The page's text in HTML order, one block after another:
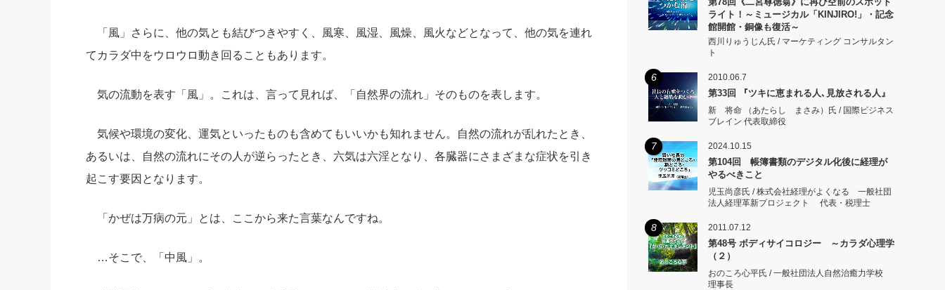
「風」さらに、他の気とも結びつきやすく、風寒、風湿、風燥、風火などとなって、他の気を連れ
てカラダ中をウロウロ動き回ることもあります。
気の流動を表す「風」。これは、言って見れば、「自然界の流れ」そのものを表します。
気候や環境の変化、運気といったものも含めてもいいかも知れません。自然の流れが乱れたとき、
あるいは、自然の流れにその人が逆らったとき、六気は六淫となり、各臓器にさまざまな症状を引き
起こす要因となります。
「かぜは万病の元」とは、ここから来た言葉なんですね。
…そこで、「中風」。
ライト！～ミュージカル「KINJIRO!」・記念
館開館・銅像も復活～
西川りゅうじん氏 / マーケティング コンサルタン
ト
6 2010.06.7
第33回 『ツキに恵まれる人､見放される人』
新 将命 （あたらし まさみ）氏 / 国際ビジネス
ブレイン 代表取締役
7 2024.10.15
第104回 帳簿書類のデジタル化後に経理が
やるべきこと
児玉尚彦氏 / 株式会社経理がよくなる 一般社団
法人経理革新プロジェクト 代表・税理士
8 2011.07.12
第48号 ボディサイコロジー ～カラダ心理学
（２）
おのころ心平氏 / 一般社団法人自然治癒力学校
理事長